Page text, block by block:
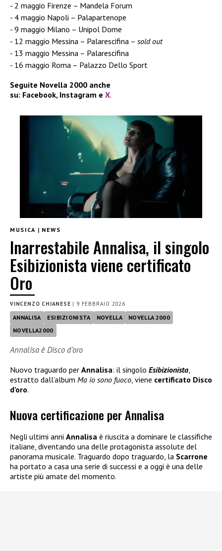
2 maggio Firenze – Mandela Forum
4 maggio Napoli – Palapartenope
9 maggio Milano – Unipol Dome
12 maggio Messina – Palarescifina – sold out
13 maggio Messina – Palarescifina
16 maggio Roma – Palazzo Dello Sport
Seguite Novella 2000 anche
su: Facebook, Instagram e X.
MUSICA | NEWS
Inarrestabile Annalisa, il singolo
Esibizionista viene certificato
Oro
VINCENZO CHIANESE | 9 FEBBRAIO 2026
ANNALISA ESIBIZIONISTA NOVELLA
NOVELLA 2000
NOVELLA2000
Annalisa è Disco d’oro
Nuovo traguardo per Annalisa: il singolo Esibizionista,
estratto dall’album Ma io sono fuoco, viene certificato Disco
d’oro.
Nuova certificazione per Annalisa
Negli ultimi anni Annalisa è riuscita a dominare le classifiche
italiane, diventando una delle protagonista assolute del
panorama musicale. Traguardo dopo traguardo, la Scarrone
ha portato a casa una serie di successi e a oggi è una delle
artiste più amate del momento.